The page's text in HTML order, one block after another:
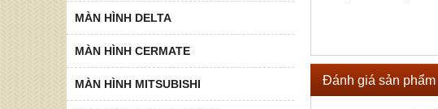
MÀN HÌNH DELTA
MÀN HÌNH CERMATE
MÀN HÌNH MITSUBISHI Đánh giá sản phẩm